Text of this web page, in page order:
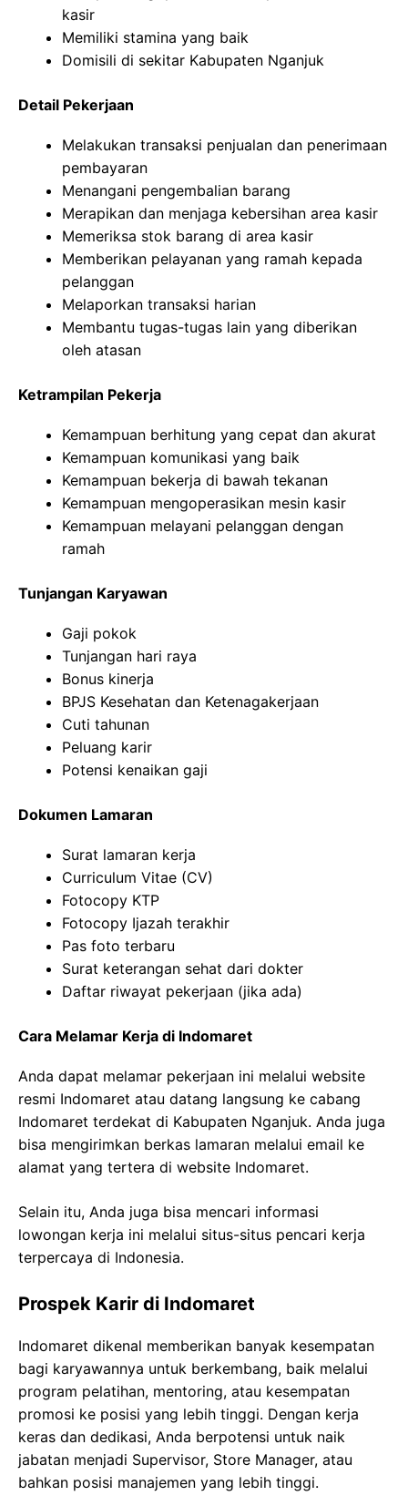
kasir
Memiliki stamina yang baik
Domisili di sekitar Kabupaten Nganjuk
Detail Pekerjaan
Melakukan transaksi penjualan dan penerimaan
pembayaran
Menangani pengembalian barang
Merapikan dan menjaga kebersihan area kasir
Memeriksa stok barang di area kasir
Memberikan pelayanan yang ramah kepada
pelanggan
Melaporkan transaksi harian
Membantu tugas-tugas lain yang diberikan
oleh atasan
Ketrampilan Pekerja
Kemampuan berhitung yang cepat dan akurat
Kemampuan komunikasi yang baik
Kemampuan bekerja di bawah tekanan
Kemampuan mengoperasikan mesin kasir
Kemampuan melayani pelanggan dengan
ramah
Tunjangan Karyawan
Gaji pokok
Tunjangan hari raya
Bonus kinerja
BPJS Kesehatan dan Ketenagakerjaan
Cuti tahunan
Peluang karir
Potensi kenaikan gaji
Dokumen Lamaran
Surat lamaran kerja
Curriculum Vitae (CV)
Fotocopy KTP
Fotocopy Ijazah terakhir
Pas foto terbaru
Surat keterangan sehat dari dokter
Daftar riwayat pekerjaan (jika ada)
Cara Melamar Kerja di Indomaret
Anda dapat melamar pekerjaan ini melalui website
resmi Indomaret atau datang langsung ke cabang
Indomaret terdekat di Kabupaten Nganjuk. Anda juga
bisa mengirimkan berkas lamaran melalui email ke
alamat yang tertera di website Indomaret.
Selain itu, Anda juga bisa mencari informasi
lowongan kerja ini melalui situs-situs pencari kerja
terpercaya di Indonesia.
Prospek Karir di Indomaret
Indomaret dikenal memberikan banyak kesempatan
bagi karyawannya untuk berkembang, baik melalui
program pelatihan, mentoring, atau kesempatan
promosi ke posisi yang lebih tinggi. Dengan kerja
keras dan dedikasi, Anda berpotensi untuk naik
jabatan menjadi Supervisor, Store Manager, atau
bahkan posisi manajemen yang lebih tinggi.